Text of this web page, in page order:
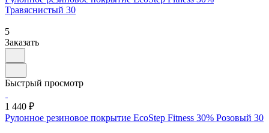
Травяснистый 30
5
Заказать
Быстрый просмотр
1 440 ₽
Рулонное резиновое покрытие EcoStep Fitness 30% Розовый 30